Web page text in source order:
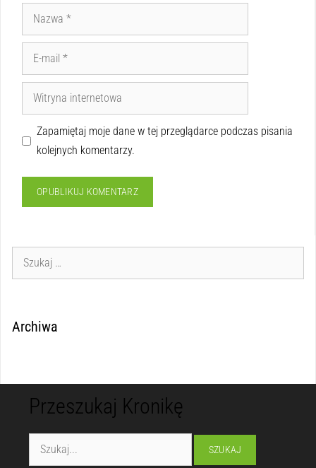
Zapamiętaj moje dane w tej przeglądarce podczas pisania
kolejnych komentarzy.
Archiwa
Przeszukaj Kronikę